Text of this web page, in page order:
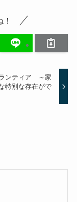
ンティア ～家
特別な存在がで